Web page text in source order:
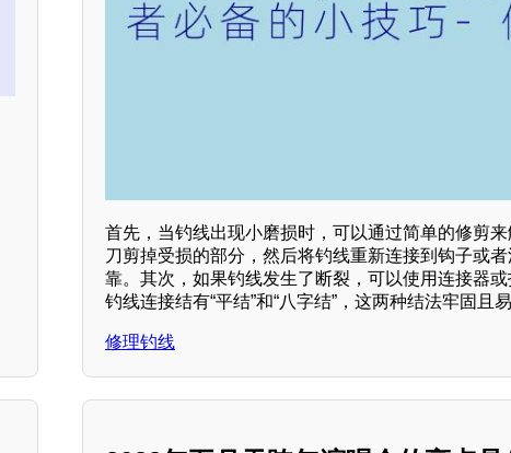
首先，当钓线出现小磨损时，可以通过简单的修剪
刀剪掉受损的部分，然后将钓线重新连接到钩子或
靠。其次，如果钓线发生了断裂，可以使用连接器
钓线连接结有“平结”和“八字结”，这两种结法牢固且
修理钓线